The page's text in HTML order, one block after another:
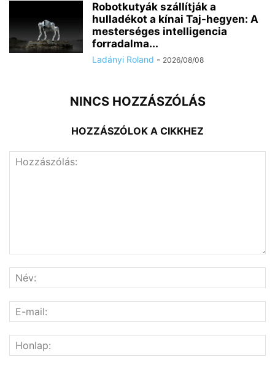
Robotkutyák szállítják a
hulladékot a kínai Taj-hegyen: A
mesterséges intelligencia
forradalma...
Ladányi Roland - 2026/08/08
NINCS HOZZÁSZÓLÁS
HOZZÁSZÓLOK A CIKKHEZ